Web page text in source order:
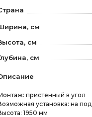
см
см
см
пристенный в угол
установка: на
1950 мм